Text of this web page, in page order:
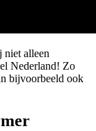
niet alleen
Nederland! Zo
bijvoorbeeld ook